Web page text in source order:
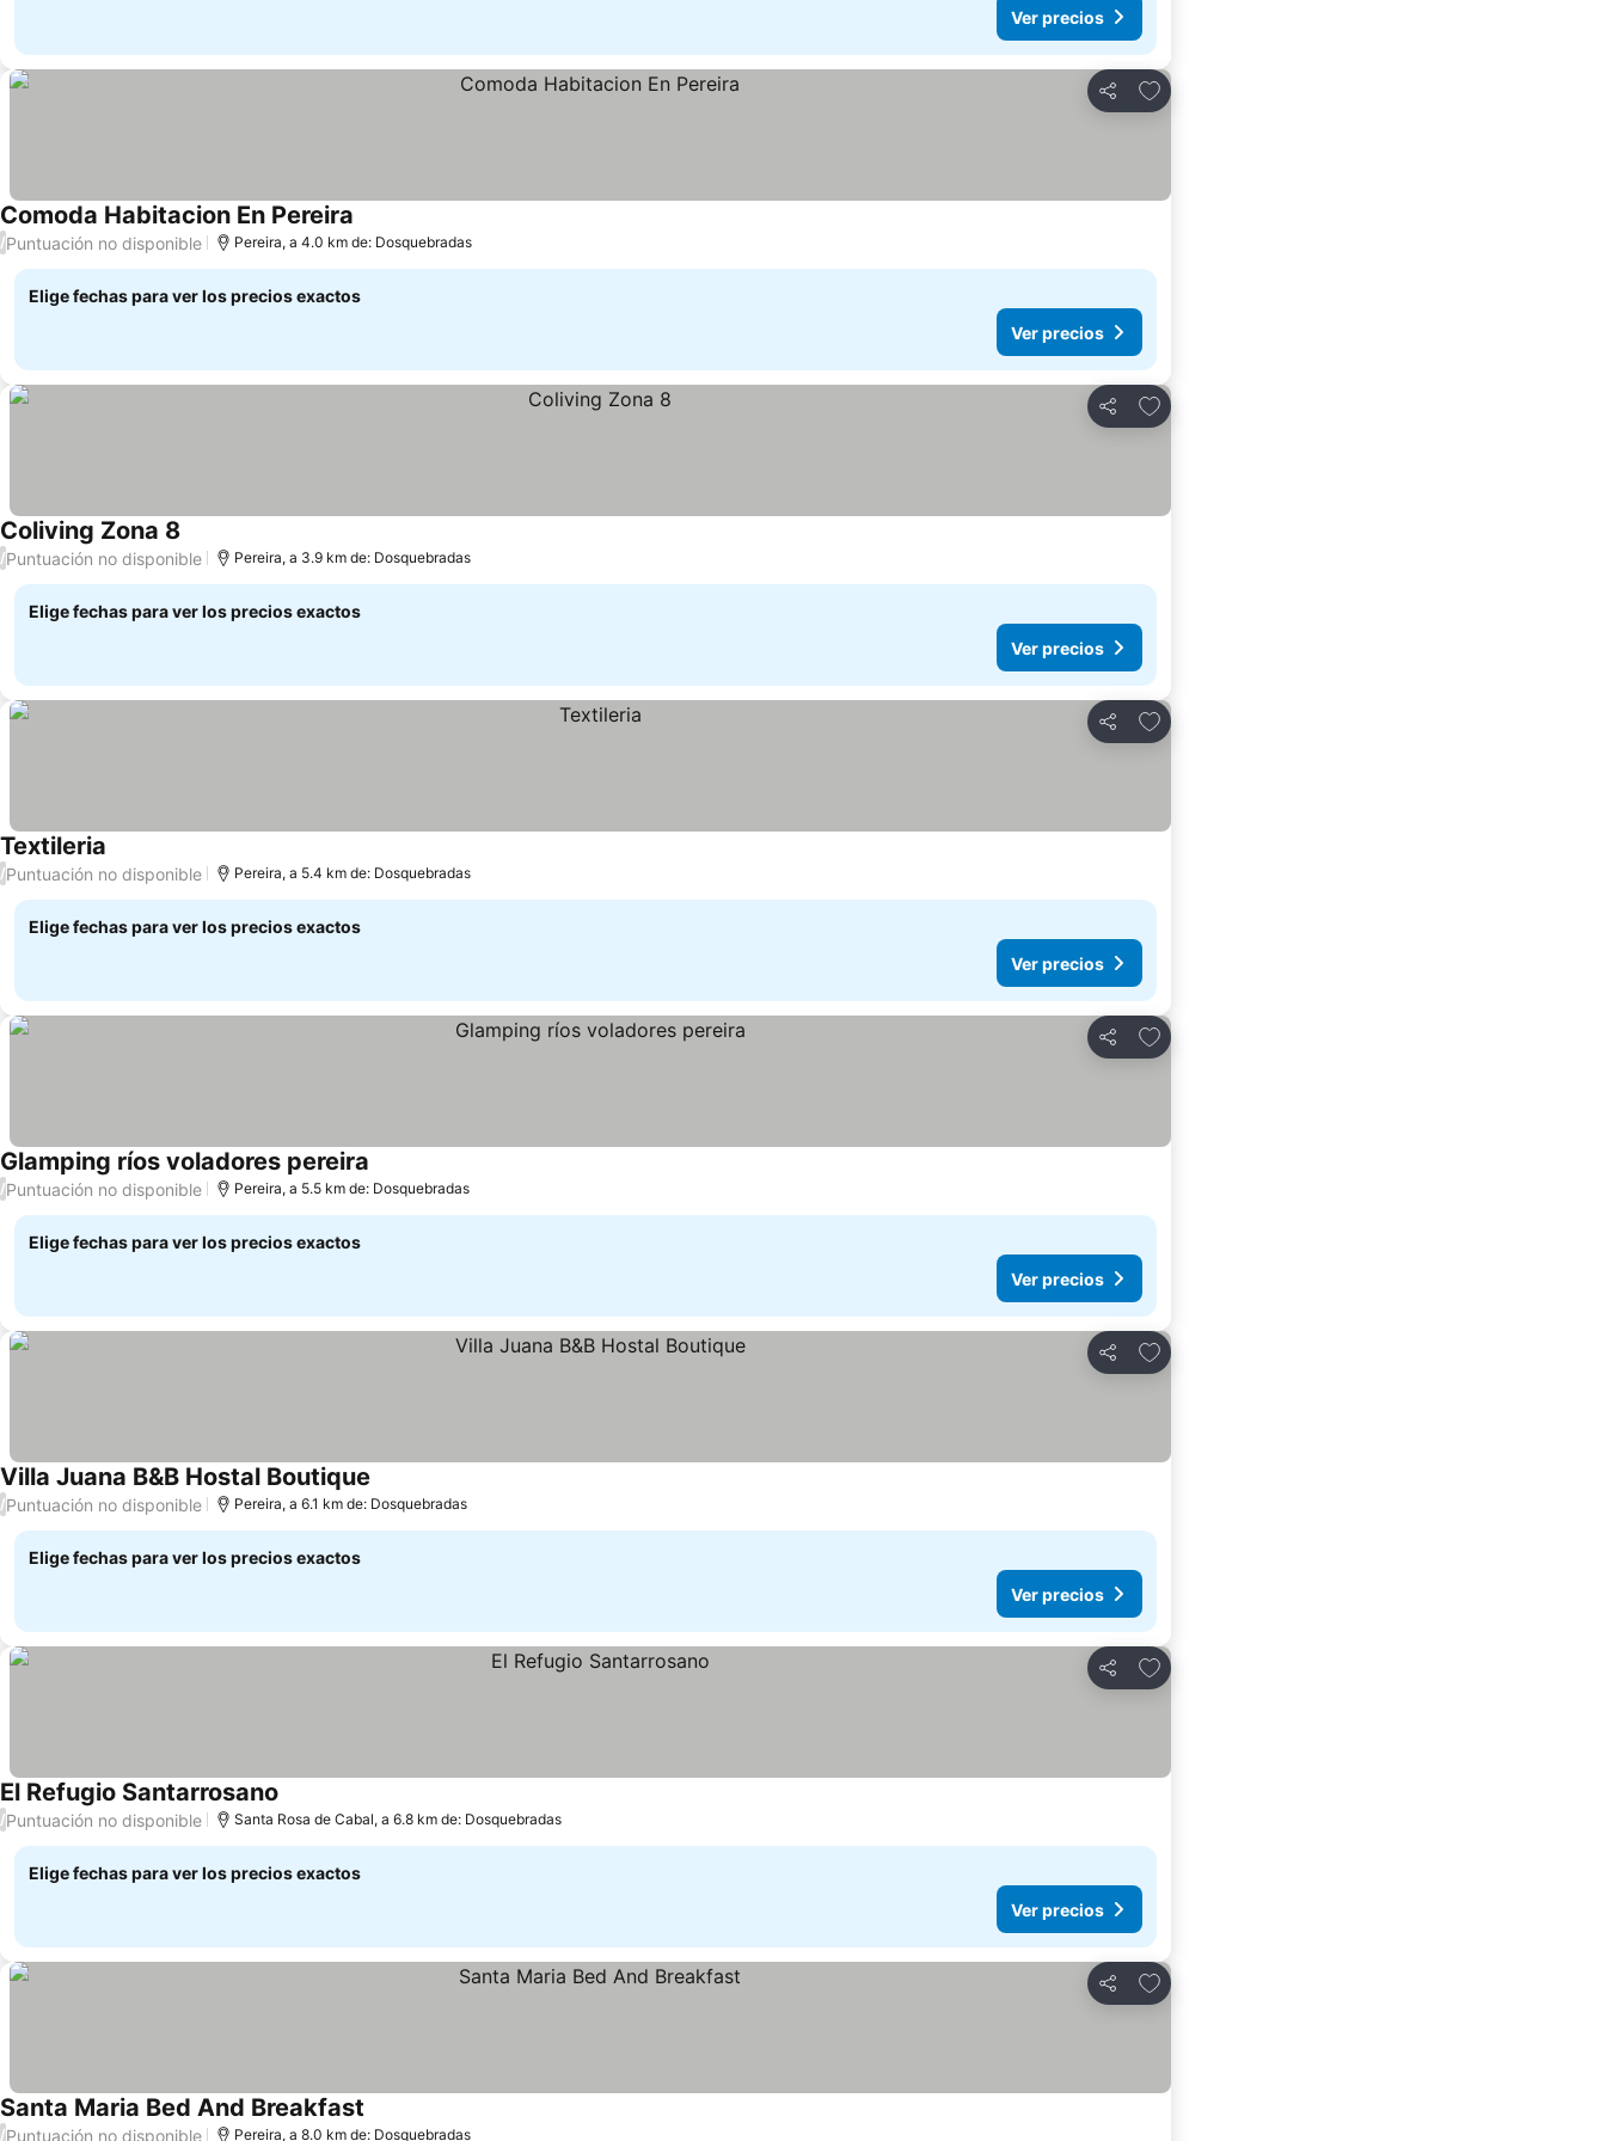
Ver precios
Compartir
Agregar a favoritos
Comoda Habitacion En Pereira
/Puntuación no disponible Pereira, a 4.0 km de: Dosquebradas
Elige fechas para ver los precios exactos
Ver precios
Compartir
Agregar a favoritos
Coliving Zona 8
/Puntuación no disponible Pereira, a 3.9 km de: Dosquebradas
Elige fechas para ver los precios exactos
Ver precios
Compartir
Agregar a favoritos
Textileria
/Puntuación no disponible Pereira, a 5.4 km de: Dosquebradas
Elige fechas para ver los precios exactos
Ver precios
Compartir
Agregar a favoritos
Glamping ríos voladores pereira
/Puntuación no disponible Pereira, a 5.5 km de: Dosquebradas
Elige fechas para ver los precios exactos
Ver precios
Compartir
Agregar a favoritos
Villa Juana B&B Hostal Boutique
/Puntuación no disponible Pereira, a 6.1 km de: Dosquebradas
Elige fechas para ver los precios exactos
Ver precios
Compartir
Agregar a favoritos
El Refugio Santarrosano
/Puntuación no disponible Santa Rosa de Cabal, a 6.8 km de: Dosquebradas
Elige fechas para ver los precios exactos
Ver precios
Compartir
Agregar a favoritos
Santa Maria Bed And Breakfast
/Puntuación no disponible Pereira, a 8.0 km de: Dosquebradas